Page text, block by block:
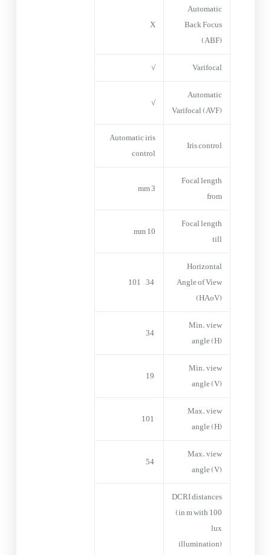
Automatic
Back Focus
(ABF)
X
Varifocal
√
Automatic
Varifocal (AVF)
√
Iris control
Automatic iris
control
Focal length
from
3 mm
Focal length
till
10 mm
Horizontal
Angle of View
(HAoV)
34° – 101°
Min. view
angle (H)
34°
Min. view
angle (V)
19°
Max. view
angle (H)
101°
Max. view
angle (V)
54°
DCRI distances
(in m with 100
lux
illumination)